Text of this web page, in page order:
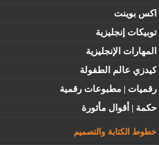
اكس بوينت
توبيكات إنجليزية
المهارات الإنجليزية
كيدزي عالم الطفولة
رقميات | مطبوعات رقمية
حكمة | أقوال مأثورة
خطوط الكتابة والتصميم